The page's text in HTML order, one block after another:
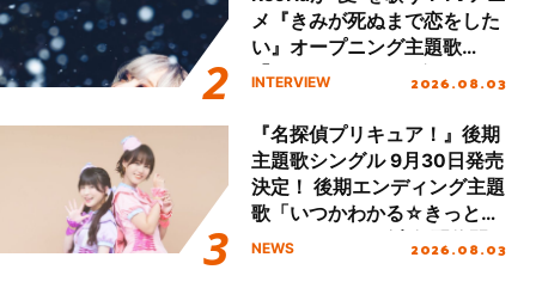
メ『きみが死ぬまで恋をした
い』オープニング主題歌
「Amore」インタビュー
INTERVIEW 2026.08.03
『名探偵プリキュア！』後期
主題歌シングル 9月30日発売
決定！ 後期エンディング主題
歌「いつかわかる☆きっとあ
える」TVサイズ先行配信開
NEWS 2026.08.03